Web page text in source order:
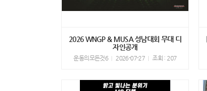
2026 WNGP & MUSA 성남대회 무대 디
자인공개
운동의모든것6 2026-07-27 조회 : 207